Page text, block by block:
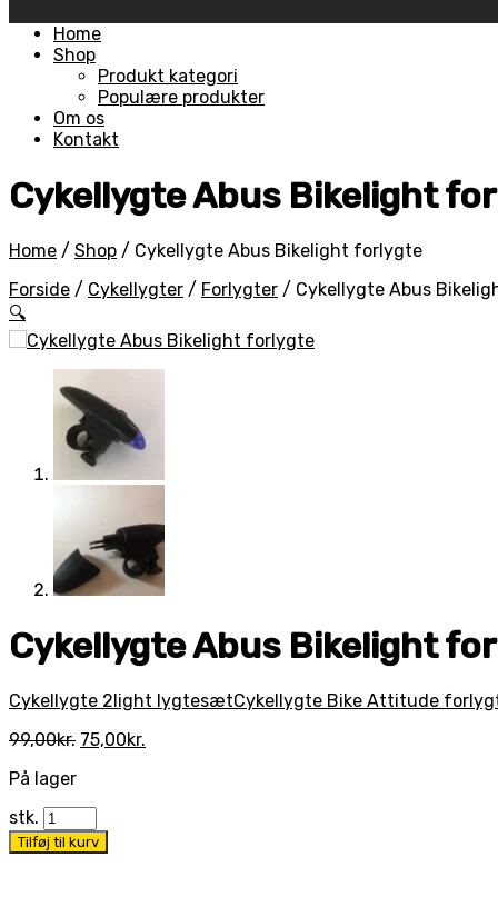
Skip
Home
Shop
Produkt kategori
Populære produkter
Om os
Kontakt
Cykellygte Abus Bikelight
Home / Shop / Cykellygte Abus Bikelight forlygte
Forside / Cykellygter / Forlygter / Cykellygte Abus
🔍
Cykellygte Abus Bikelight
Cykellygte 2light lygtesætCykellygte Bike Attitude
99,00kr. Den
var:
75,00kr.
På lager
stk.
Tilføj til kurv